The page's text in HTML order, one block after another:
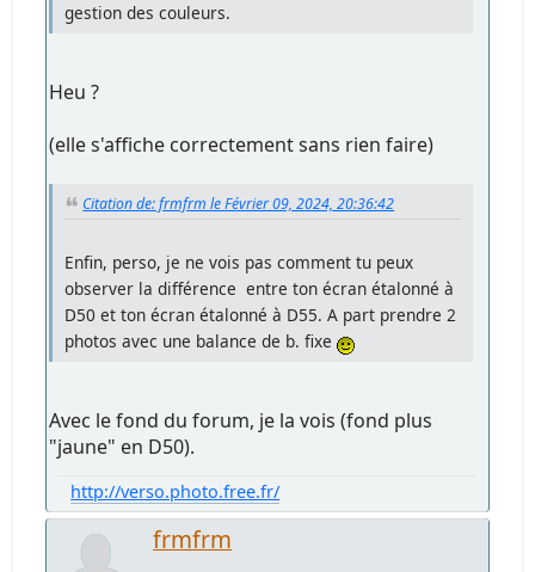
gestion des couleurs.
Heu ?
(elle s'affiche correctement sans rien faire)
Citation de: frmfrm le Février 09, 2024, 20:36:42
Enfin, perso, je ne vois pas comment tu peux
observer la différence entre ton écran étalonné à
D50 et ton écran étalonné à D55. A part prendre 2
photos avec une balance de b. fixe
Avec le fond du forum, je la vois (fond plus
"jaune" en D50).
http://verso.photo.free.fr/
frmfrm